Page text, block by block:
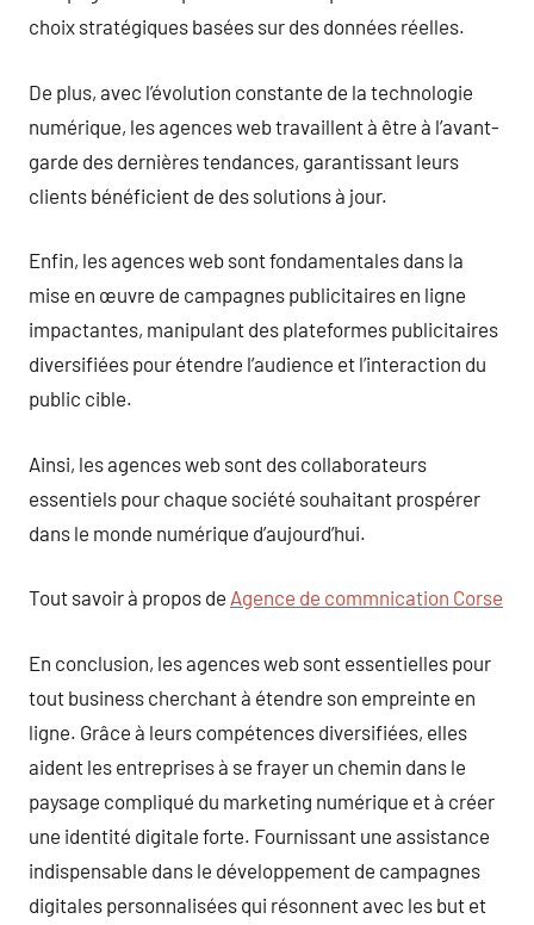
choix stratégiques basées sur des données réelles.
De plus, avec l’évolution constante de la technologie
numérique, les agences web travaillent à être à l’avant-
garde des dernières tendances, garantissant leurs
clients bénéficient de des solutions à jour.
Enfin, les agences web sont fondamentales dans la
mise en œuvre de campagnes publicitaires en ligne
impactantes, manipulant des plateformes publicitaires
diversifiées pour étendre l’audience et l’interaction du
public cible.
Ainsi, les agences web sont des collaborateurs
essentiels pour chaque société souhaitant prospérer
dans le monde numérique d’aujourd’hui.
Tout savoir à propos de Agence de commnication Corse
En conclusion, les agences web sont essentielles pour
tout business cherchant à étendre son empreinte en
ligne. Grâce à leurs compétences diversifiées, elles
aident les entreprises à se frayer un chemin dans le
paysage compliqué du marketing numérique et à créer
une identité digitale forte. Fournissant une assistance
indispensable dans le développement de campagnes
digitales personnalisées qui résonnent avec les but et